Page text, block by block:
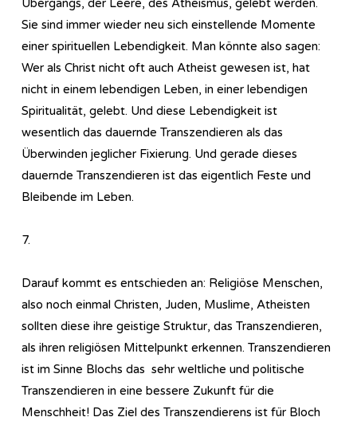
Übergangs, der Leere, des Atheismus, gelebt werden.
Sie sind immer wieder neu sich einstellende Momente
einer spirituellen Lebendigkeit. Man könnte also sagen:
Wer als Christ nicht oft auch Atheist gewesen ist, hat
nicht in einem lebendigen Leben, in einer lebendigen
Spiritualität, gelebt. Und diese Lebendigkeit ist
wesentlich das dauernde Transzendieren als das
Überwinden jeglicher Fixierung. Und gerade dieses
dauernde Transzendieren ist das eigentlich Feste und
Bleibende im Leben.
7.
Darauf kommt es entschieden an: Religiöse Menschen,
also noch einmal Christen, Juden, Muslime, Atheisten
sollten diese ihre geistige Struktur, das Transzendieren,
als ihren religiösen Mittelpunkt erkennen. Transzendieren
ist im Sinne Blochs das sehr weltliche und politische
Transzendieren in eine bessere Zukunft für die
Menschheit! Das Ziel des Transzendierens ist für Bloch